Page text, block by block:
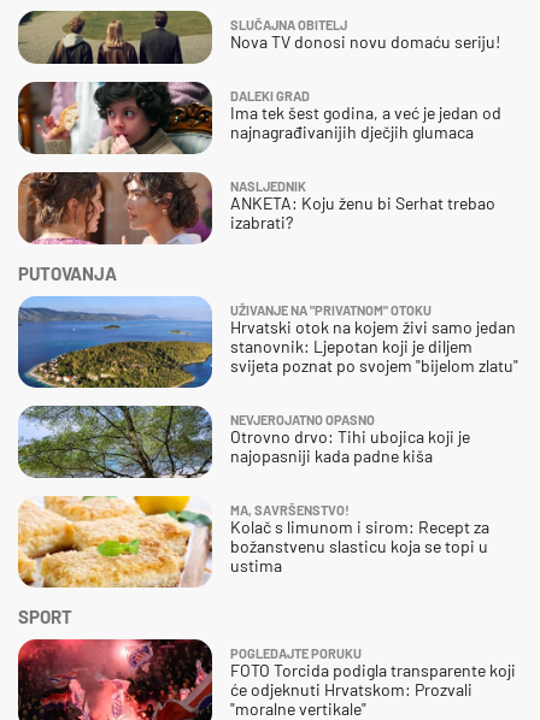
SPORT
POGLEDAJTE PORUKU
FOTO Torcida podigla transparente koji
će odjeknuti Hrvatskom: Prozvali
"moralne vertikale"
SLUČAJNA OBITELJ
Nova TV donosi novu domaću seriju!
DALEKI GRAD
Ima tek šest godina, a već je jedan od
najnagrađivanijih dječjih glumaca
NASLJEDNIK
ANKETA: Koju ženu bi Serhat trebao
izabrati?
PUTOVANJA
UŽIVANJE NA "PRIVATNOM" OTOKU
Hrvatski otok na kojem živi samo jedan
stanovnik: Ljepotan koji je diljem
svijeta poznat po svojem "bijelom zlatu"
NEVJEROJATNO OPASNO
Otrovno drvo: Tihi ubojica koji je
najopasniji kada padne kiša
MA, SAVRŠENSTVO!
Kolač s limunom i sirom: Recept za
božanstvenu slasticu koja se topi u
ustima